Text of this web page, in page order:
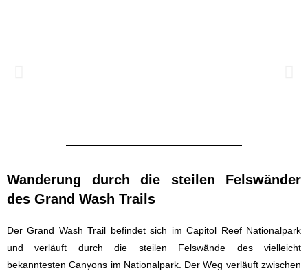
Wanderung durch die steilen Felswänder
des Grand Wash Trails
Der Grand Wash Trail befindet sich im Capitol Reef Nationalpark
und verläuft durch die steilen Felswände des vielleicht
bekanntesten Canyons im Nationalpark. Der Weg verläuft zwischen